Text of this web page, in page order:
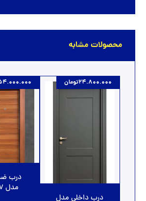
محصولات مشابه
درب داخلی مدل
24.800.000تومان
درب
مدل M2687